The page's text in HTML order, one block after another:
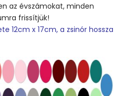
az évszámokat, minden
frissítjük!
12cm x 17cm, a zsinór hossza